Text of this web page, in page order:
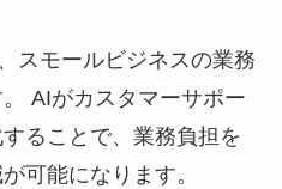
スモールビジネスの業務
AIがカスタマーサポー
ることで、業務負担を
可能になります。